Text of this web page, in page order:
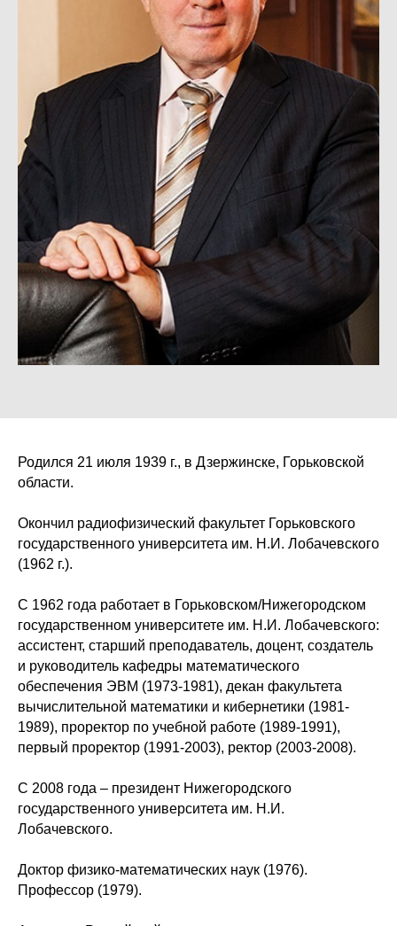
Родился 21 июля 1939 г., в Дзержинске, Горьковской
области.
Окончил радиофизический факультет Горьковского
государственного университета им. Н.И. Лобачевского
(1962 г.).
С 1962 года работает в Горьковском/Нижегородском
государственном университете им. Н.И. Лобачевского:
ассистент, старший преподаватель, доцент, создатель
и руководитель кафедры математического
обеспечения ЭВМ (1973-1981), декан факультета
вычислительной математики и кибернетики (1981-
1989), проректор по учебной работе (1989-1991),
первый проректор (1991-2003), ректор (2003-2008).
С 2008 года – президент Нижегородского
государственного университета им. Н.И.
Лобачевского.
Доктор физико-математических наук (1976).
Профессор (1979).